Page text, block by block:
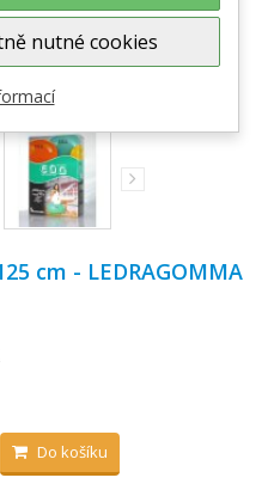
cm - LEDRAGOMMA
Do košíku
nutné cookies